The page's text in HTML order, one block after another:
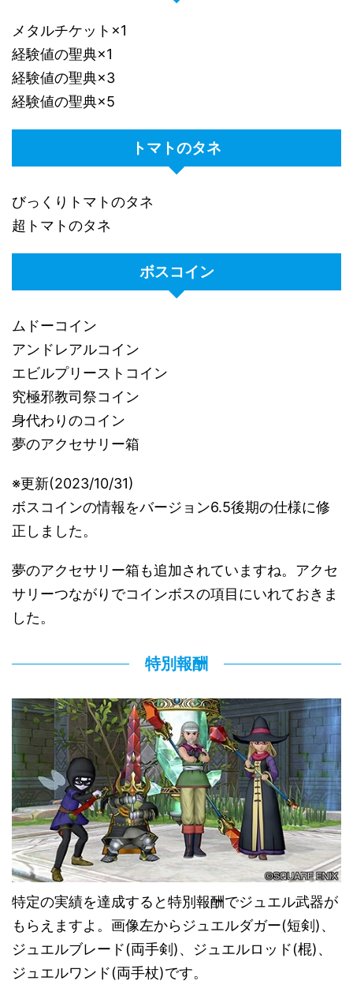
メタルチケット×1
経験値の聖典×1
経験値の聖典×3
経験値の聖典×5
トマトのタネ
びっくりトマトのタネ
超トマトのタネ
ボスコイン
ムドーコイン
アンドレアルコイン
エビルプリーストコイン
究極邪教司祭コイン
身代わりのコイン
夢のアクセサリー箱
※更新(2023/10/31)
ボスコインの情報をバージョン6.5後期の仕様に修
正しました。
夢のアクセサリー箱も追加されていますね。アクセ
サリーつながりでコインボスの項目にいれておきま
した。
特別報酬
特定の実績を達成すると特別報酬でジュエル武器が
もらえますよ。画像左からジュエルダガー(短剣)、
ジュエルブレード(両手剣)、ジュエルロッド(棍)、
ジュエルワンド(両手杖)です。